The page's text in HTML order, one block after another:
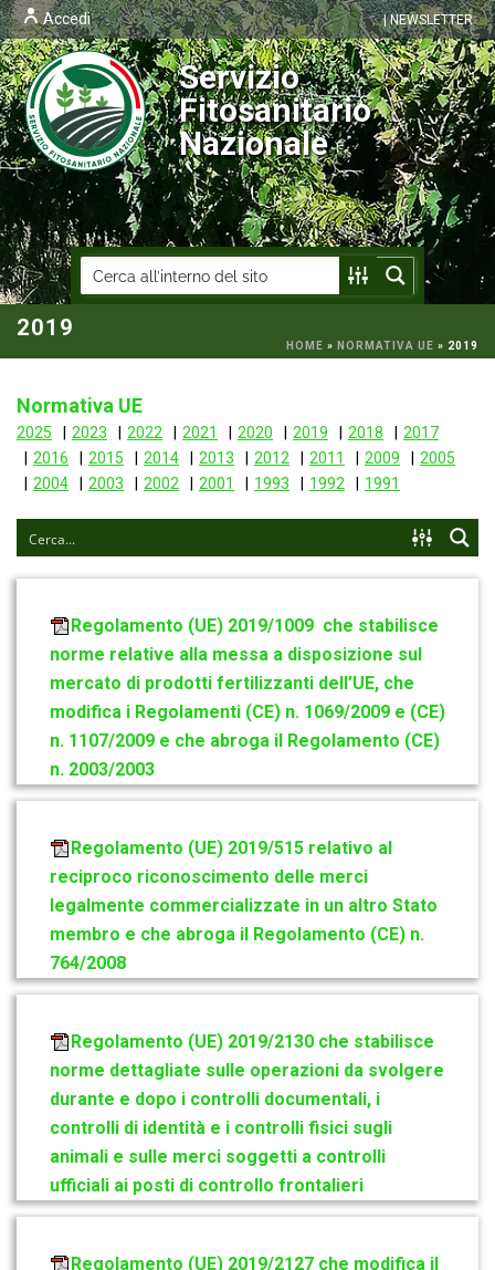
| NEWSLETTER
Accedi
Servizio
Fitosanitario
Nazionale
2019
HOME » NORMATIVA UE » 2019
Normativa UE
2025 2023 2022 2021 2020 2019 2018
2017
2016
2015 2014 2013 2012 2011 2009
2005
2004
2003 2002 2001 1993 1992 1991
Regolamento (UE) 2019/1009 che stabilisce
norme relative alla messa a disposizione sul
mercato di prodotti fertilizzanti dell’UE, che
modifica i Regolamenti (CE) n. 1069/2009 e (CE)
n. 1107/2009 e che abroga il Regolamento (CE)
n. 2003/2003
Regolamento (UE) 2019/515 relativo al
reciproco riconoscimento delle merci
legalmente commercializzate in un altro Stato
membro e che abroga il Regolamento (CE) n.
764/2008
Regolamento (UE) 2019/2130 che stabilisce
norme dettagliate sulle operazioni da svolgere
durante e dopo i controlli documentali, i
controlli di identità e i controlli fisici sugli
animali e sulle merci soggetti a controlli
ufficiali ai posti di controllo frontalieri
Regolamento (UE) 2019/2127 che modifica il